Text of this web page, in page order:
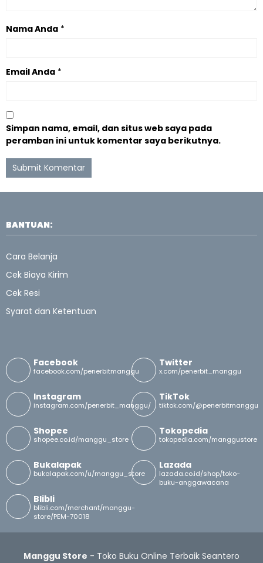
Nama Anda *
Email Anda *
Simpan nama, email, dan situs web saya pada
peramban ini untuk komentar saya berikutnya.
BANTUAN:
Cara Belanja
Cek Biaya Kirim
Cek Resi
Syarat dan Ketentuan
Facebook
facebook.com/penerbitmanggu
Twitter
x.com/penerbit_manggu
Instagram
instagram.com/penerbit_manggu/
TikTok
tiktok.com/@penerbitmanggu
Shopee
shopee.co.id/manggu_store
Tokopedia
tokopedia.com/manggustore
Bukalapak
bukalapak.com/u/manggu_store
Lazada
lazada.co.id/shop/toko-
buku-anggawacana
Blibli
blibli.com/merchant/manggu-
store/PEM-70018
Manggu Store - Toko Buku Online Terbaik Seantero